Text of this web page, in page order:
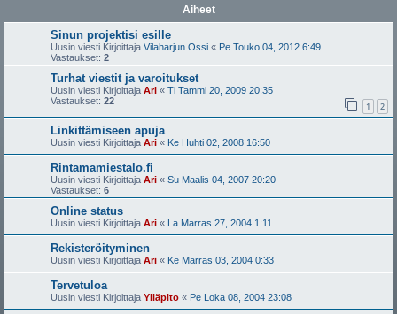
Aiheet
Sinun projektisi esille
Uusin viesti Kirjoittaja Vilaharjun Ossi « Pe Touko 04, 2012 6:49
Vastaukset: 2
Turhat viestit ja varoitukset
Uusin viesti Kirjoittaja Ari « Ti Tammi 20, 2009 20:35
Vastaukset: 22 1 2
Linkittämiseen apuja
Uusin viesti Kirjoittaja Ari « Ke Huhti 02, 2008 16:50
Rintamamiestalo.fi
Uusin viesti Kirjoittaja Ari « Su Maalis 04, 2007 20:20
Vastaukset: 6
Online status
Uusin viesti Kirjoittaja Ari « La Marras 27, 2004 1:11
Rekisteröityminen
Uusin viesti Kirjoittaja Ari « Ke Marras 03, 2004 0:33
Tervetuloa
Uusin viesti Kirjoittaja Ylläpito « Pe Loka 08, 2004 23:08